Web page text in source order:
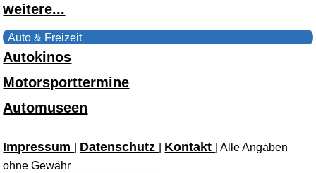
weitere...
Auto & Freizeit
Autokinos
Motorsporttermine
Automuseen
Impressum Datenschutz Kontakt
| Alle Angaben
ohne Gewähr